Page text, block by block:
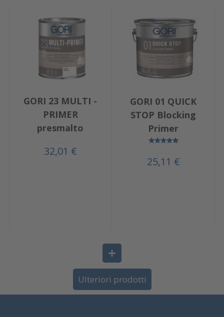
GORI 23 MULTI -
PRIMER
presmalto
32,01 €
GORI 01 QUICK
STOP Blocking
Primer
25,11 €
Ulteriori prodotti